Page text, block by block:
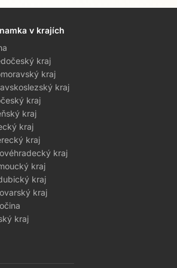
v krajích
kraj
kraj
kraj
kraj
kraj
kraj
kraj
kraj
kraj
kraj
kraj
kraj